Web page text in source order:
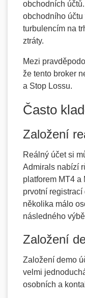
obchodních
obchodního
turbulencím na
ztráty.
Mezi
že tento broker
a Stop Lossu.
Často
Založení
Reálný účet si
Admirals nabízí
platforem MT4 a
prvotní
několika málo
následného
Založení
Založení demo
velmi
osobních a